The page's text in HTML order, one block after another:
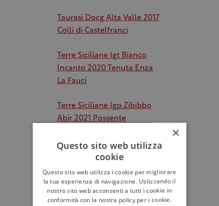
Taurasi Docg Alta Valle 2017
Colli di Castelfranci
Terre Siciliane Igt Bianco
Incanto 2020 Tenuta Enza
La Fauci
Terre Siciliane Igp Zibibbo
Abir 2021 Possente
Monreale Doc Catarratto
Vigna di Mandranova 2020,
Alessandro di Camporeale
Faro Doc Chiano
×
Questo sito web utilizza
cookie
Questo sito web utilizza i cookie per migliorare
la tua esperienza di navigazione. Utilizzando il
nostro sito web acconsenti a tutti i cookie in
conformità con la nostra policy per i cookie.